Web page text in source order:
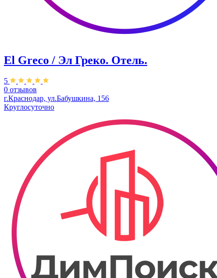
El Greco / Эл Греко. Отель.
5
0 отзывов
г.Краснодар, ул.Бабушкина, 156
Круглосуточно